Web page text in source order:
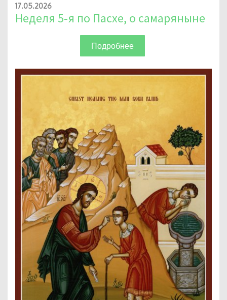
17.05.2026
Неделя 5-я по Пасхе, о самаряныне
Подробнее